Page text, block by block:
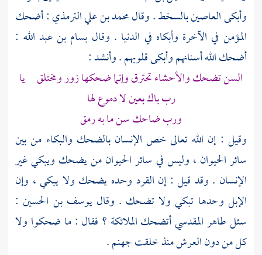
وأبكى العاصين بالسخط . وقالمحمد بن علي الترمذي: أضحك
المؤمن في الآخرة وأبكاه في الدنيا . وقال بسام بن عبد الله :
أضحك الله أسنانهم وأبكى قلوبهم . وأنشد :
السن تضحك والأحشاء تحترق وإنما ضحكها زور ومختلق يا
رب باك بعين لا دموع لها
ورب ضاحك سن ما به رمق
وقيل : إن الله تعالى خص الإنسان بالضحك والبكاء من بين
سائر الحيوان ، وليس في سائر الحيوان من يضحك ويبكي غير
الإنسان . وقد قيل : إن القرد وحده يضحك ولا يبكي ، وإن
الإبل وحدها تبكي ولا تضحك . وقاليوسف بن الحسين :
سئلطاهر المقدسيأتضحك الملائكة ؟ فقال : ما ضحكوا ولا
كل من دون العرش منذ خلقت جهنم .